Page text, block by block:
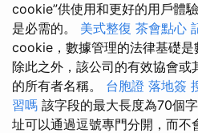
cookie”供使用和更好的用戶體
是必需的。 美式整復 茶會點心
cookie，數據管理的法律基礎是
除此之外，該公司的有效協會或
的所有者名稱。 台胞證 落地簽
習嗎 該字段的最大長度為70個
址可以通過逗號專門分開，而不